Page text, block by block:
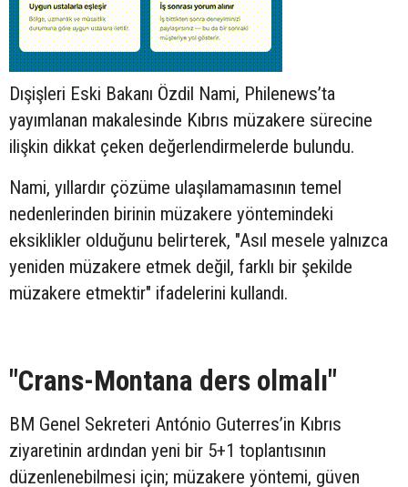
Dışişleri Eski Bakanı Özdil Nami, Philenews’ta
yayımlanan makalesinde Kıbrıs müzakere sürecine
ilişkin dikkat çeken değerlendirmelerde bulundu.
Nami, yıllardır çözüme ulaşılamamasının temel
nedenlerinden birinin müzakere yöntemindeki
eksiklikler olduğunu belirterek, "Asıl mesele yalnızca
yeniden müzakere etmek değil, farklı bir şekilde
müzakere etmektir" ifadelerini kullandı.
"Crans-Montana ders olmalı"
BM Genel Sekreteri António Guterres’in Kıbrıs
ziyaretinin ardından yeni bir 5+1 toplantısının
düzenlenebilmesi için; müzakere yöntemi, güven